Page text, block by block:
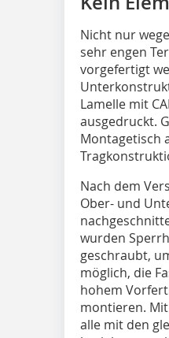
Nicht nur
sehr engen
vorgefertigt
Lamelle mit
ausgedruckt.
Montagetisch
Nach dem
Ober- und
wurden
geschraubt,
möglich, die
hohem
montieren.
alle mit den